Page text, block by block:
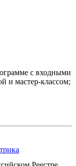
с входными
и мастер-классом;